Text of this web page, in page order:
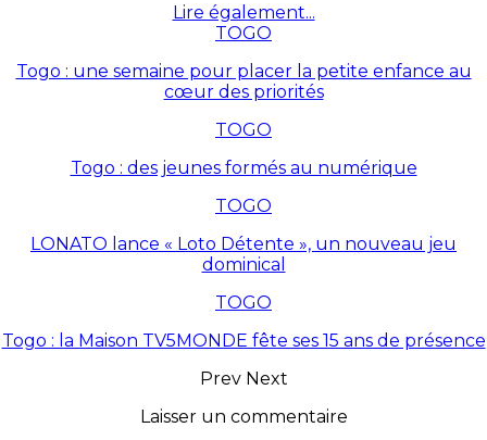
Lire également...
TOGO
Togo : une semaine pour placer la petite enfance au
cœur des priorités
TOGO
Togo : des jeunes formés au numérique
TOGO
LONATO lance « Loto Détente », un nouveau jeu
dominical
TOGO
Togo : la Maison TV5MONDE fête ses 15 ans de présence
Prev Next
Laisser un commentaire